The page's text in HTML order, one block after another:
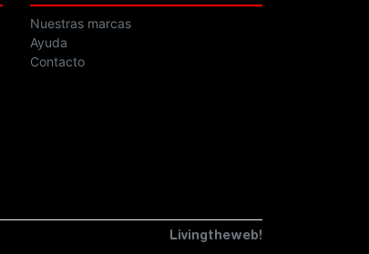
Nuestras marcas
Ayuda
Contacto
Livingtheweb!